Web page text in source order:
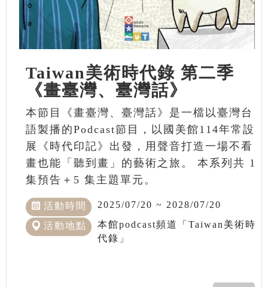
Taiwan美術時代錄 第二季
《畫臺灣、臺灣話》
本節目《畫臺灣、臺灣話》是一檔以臺灣台
語製播的Podcast節目，以國美館114年常設
展《時代印記》出發，用聲音打造一場不看
畫也能「聽到畫」的藝術之旅。 本系列共 1
集預告＋5 集主題單元。
活動時間 2025/07/20 ~ 2028/07/20
活動地點
本館podcast頻道「Taiwan美術時
代錄」